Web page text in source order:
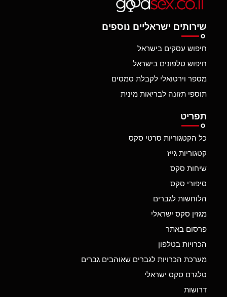
שירותים ישראליים נוספים
חיפוש עסקים בישראל
חיפוש טלפונים בישראל
מספר וירטואלי לקבלת סמסים
תוספי תזונה לבריאות מינית
תפריט
כל הקטגוריות סרטי סקס
קטגוריות גייז
שיחות סקס
סיפורי סקס
הלוחשות לגברים
מגזין סקס ישראלי
פרסום באתר
הכרויות בטלפון
מערכת הכרויות לגברים שאוהבים גברים
טלגרם סקס ישראלי
דרושות